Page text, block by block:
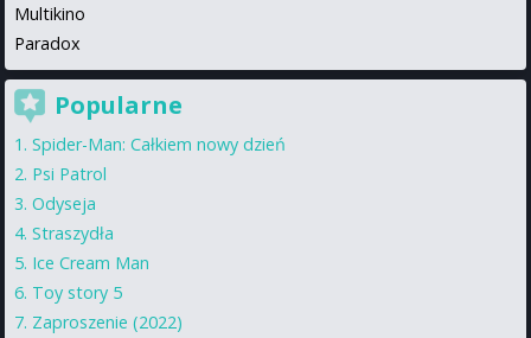
Multikino
Paradox
Popularne
Spider-Man: Całkiem nowy dzień
Psi Patrol
Odyseja
Straszydła
Ice Cream Man
Toy story 5
Zaproszenie (2022)